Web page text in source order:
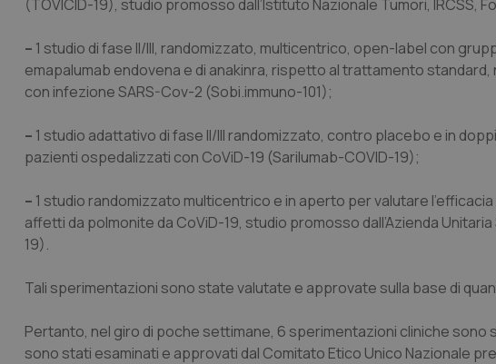
(TOVICID-19), studio promosso dall’Istituto Nazionale Tumori, IRCSS,
– 1 studio di fase II/III, randomizzato, multicentrico, open-label con
emapalumab endovena e di anakinra, rispetto al trattamento
con infezione SARS-Cov-2 (Sobi.immuno-101);
– 1 studio adattativo di fase II/III randomizzato, contro placebo e in
pazienti ospedalizzati con CoViD-19 (Sarilumab-COVID-19);
– 1 studio randomizzato multicentrico e in aperto per valutare
affetti da polmonite da CoViD-19, studio promosso dall’Azienda
19).
Tali sperimentazioni sono state valutate e approvate sulla base di
Pertanto, nel giro di poche settimane, 6 sperimentazioni cliniche sono
sono stati esaminati e approvati dal Comitato Etico Unico Nazionale